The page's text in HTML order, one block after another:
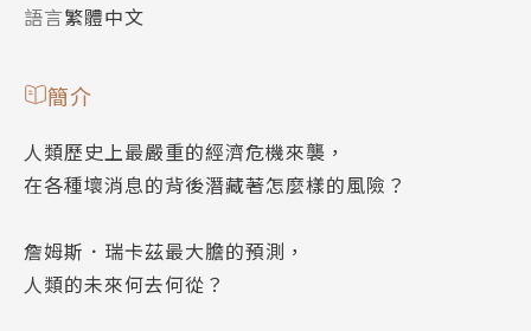
語言繁體中文
簡介
人類歷史上最嚴重的經濟危機來襲，
在各種壞消息的背後潛藏著怎麼樣的風險？
詹姆斯．瑞卡茲最大膽的預測，
人類的未來何去何從？